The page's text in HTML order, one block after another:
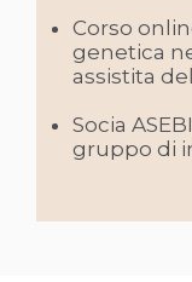
Corso
genetica
assistita
Socia
gruppo di